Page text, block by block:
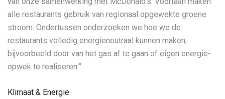
alle restaurants gebruik van regionaal opgewekte groene
stroom. Ondertussen onderzoeken we hoe we de
restaurants volledig energieneutraal kunnen maken;
bijvoorbeeld door van het gas af te gaan of eigen energie-
opwek te realiseren.”
Klimaat & Energie